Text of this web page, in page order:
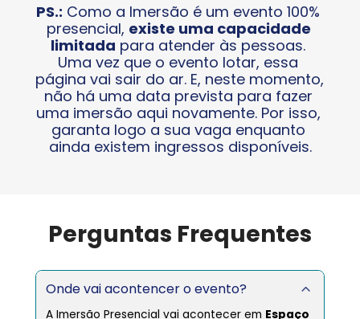
PS.: Como a Imersão é um evento 100%
presencial, existe uma capacidade
limitada para atender às pessoas.
Uma vez que o evento lotar, essa
página vai sair do ar. E, neste momento,
não há uma data prevista para fazer
uma imersão aqui novamente. Por isso,
garanta logo a sua vaga enquanto
ainda existem ingressos disponíveis.
Perguntas Frequentes
Onde vai acontencer o evento?
A Imersão Presencial vai acontecer em Espaço